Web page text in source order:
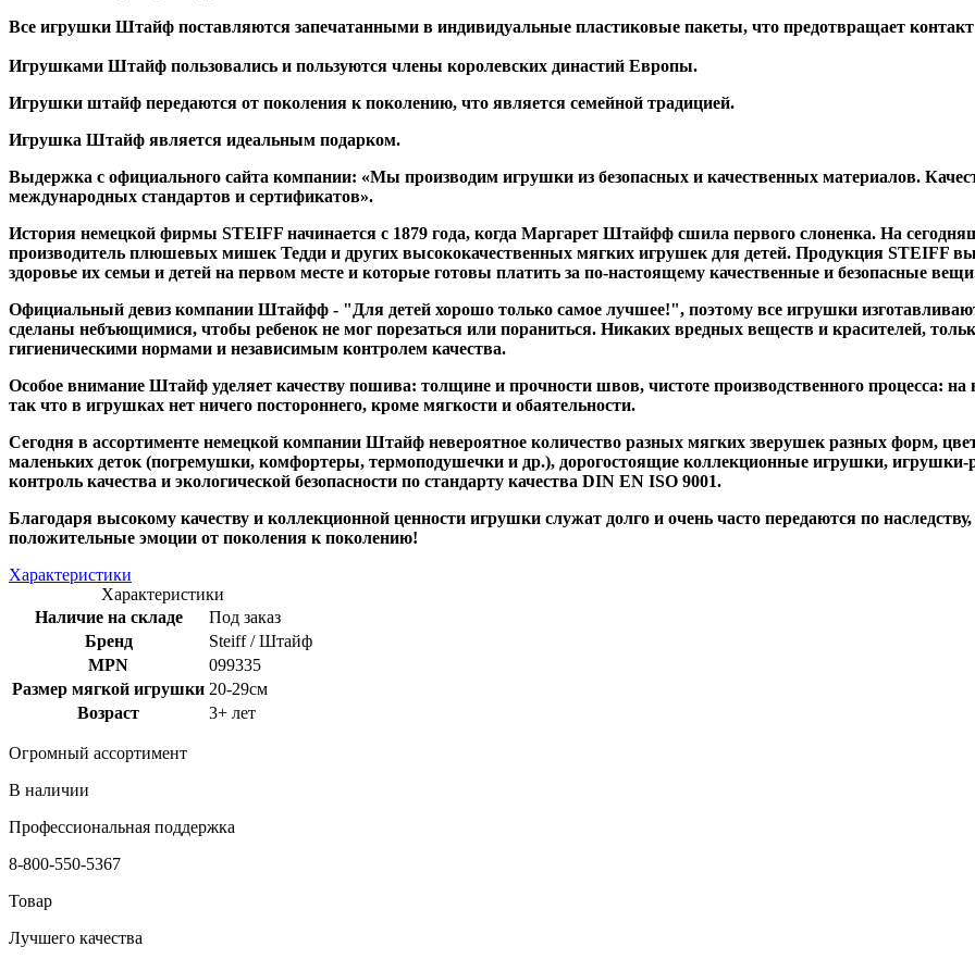
Все игрушки Штайф поставляются запечатанными в индивидуальные пластиковые пакеты, что предотвращает
Игрушками Штайф пользовались и пользуются члены королевских династий Европы.
Игрушки штайф передаются от поколения к поколению, что является семейной традицией.
Игрушка Штайф является идеальным подарком.
Выдержка с официального сайта компании: «Мы производим игрушки из безопасных и качественных материалов.
международных стандартов и сертификатов».
История немецкой фирмы STEIFF начинается с 1879 года, когда Маргарет Штайфф сшила первого слоненка. На
производитель плюшевых мишек Тедди и других высококачественных мягких игрушек для детей. Продукция STEIFF
здоровье их семьи и детей на первом месте и которые готовы платить за по-настоящему качественные и безопасные
Официальный девиз компании Штайфф - "Для детей хорошо только самое лучшее!", поэтому все игрушки
сделаны небъющимися, чтобы ребенок не мог порезаться или пораниться. Никаких вредных веществ и красителей,
гигиеническими нормами и независимым контролем качества.
Особое внимание Штайф уделяет качеству пошива: толщине и прочности швов, чистоте производственного процесса: на
так что в игрушках нет ничего постороннего, кроме мягкости и обаятельности.
Сегодня в ассортименте немецкой компании Штайф невероятное количество разных мягких зверушек разных форм,
маленьких деток (погремушки, комфортеры, термоподушечки и др.), дорогостоящие коллекционные игрушки, игрушки-
контроль качества и экологической безопасности по стандарту качества DIN EN ISO 9001.
Благодаря высокому качеству и коллекционной ценности игрушки служат долго и очень часто передаются по
положительные эмоции от поколения к поколению!
Характеристики
Характеристики
Наличие на складе
Под заказ
Бренд
Steiff / Штайф
MPN
099335
Размер мягкой игрушки 20-29см
Возраст
3+ лет
Огромный ассортимент
В наличии
Профессиональная поддержка
8-800-550-5367
Товар
Лучшего качества